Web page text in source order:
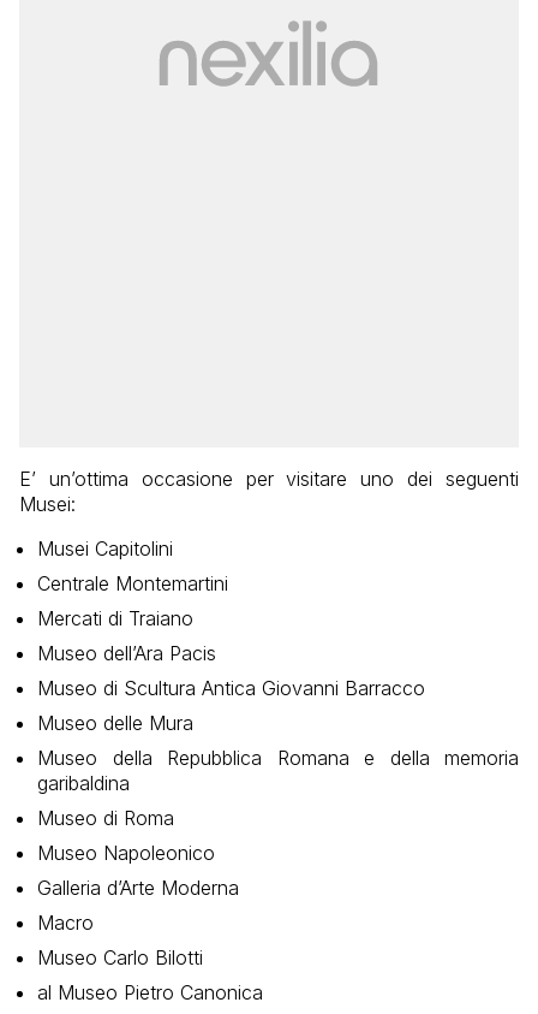
E’ un’ottima occasione per visitare uno dei seguenti
Musei:
Musei Capitolini
Centrale Montemartini
Mercati di Traiano
Museo dell’Ara Pacis
Museo di Scultura Antica Giovanni Barracco
Museo delle Mura
Museo della Repubblica Romana e della memoria
garibaldina
Museo di Roma
Museo Napoleonico
Galleria d’Arte Moderna
Macro
Museo Carlo Bilotti
al Museo Pietro Canonica